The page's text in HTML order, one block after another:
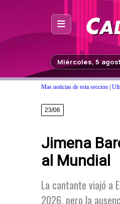
Noticias
Fuera de Foco
Programación
Contacto
Miércoles, 5
Mas noticias de esta seccion
23/06
Jimena
al Mundial
La cantante viajó a
2026, pero la